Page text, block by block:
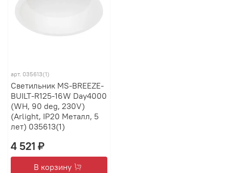
арт. 035613(1)
Светильник MS-BREEZE-
BUILT-R125-16W Day4000
(WH, 90 deg, 230V)
(Arlight, IP20 Металл, 5
лет) 035613(1)
4 521 ₽
В корзину